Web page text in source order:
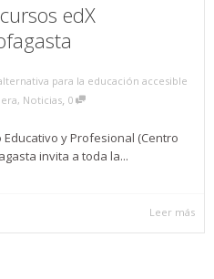
edX
para la educación accesible
, Noticias, 0
y Profesional (Centro
invita a toda la...
Leer más